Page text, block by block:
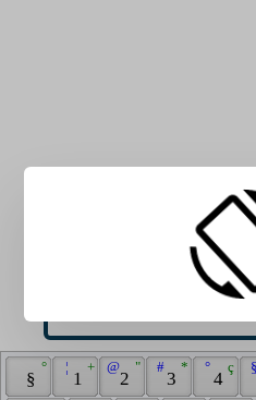
Type Swiss German
§
°
1
+
¦
2
"
@
3
*
#
4
ç
° §